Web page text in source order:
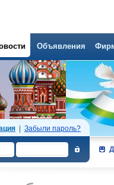
Объявления
Забыли пароль?